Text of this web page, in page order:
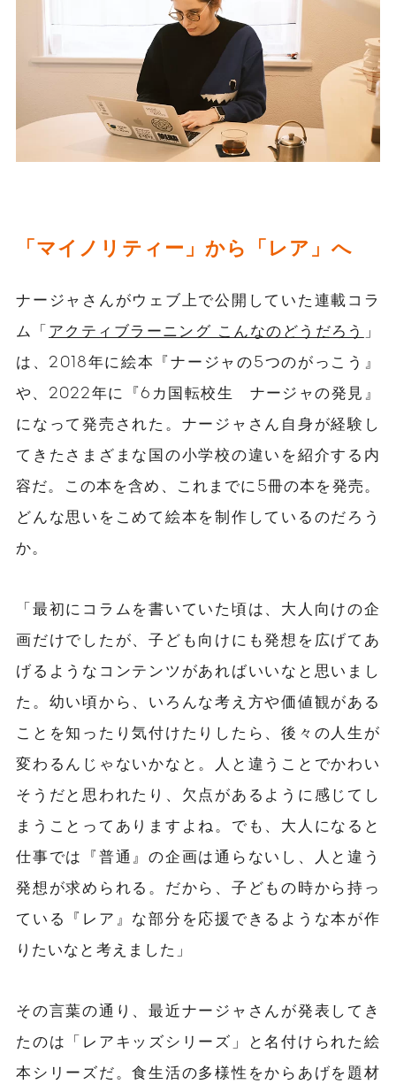
「マイノリティー」から「レア」へ
ナージャさんがウェブ上で公開していた連載コラ
ム「 アクティブラーニング こんなのどうだろう 」
は、2018年に絵本『ナージャの5つのがっこう』
や、2022年に『6カ国転校生 ナージャの発見』
になって発売された。ナージャさん自身が経験し
てきたさまざまな国の小学校の違いを紹介する内
容だ。この本を含め、これまでに5冊の本を発売。
どんな思いをこめて絵本を制作しているのだろう
か。
「最初にコラムを書いていた頃は、大人向けの企
画だけでしたが、子ども向けにも発想を広げてあ
げるようなコンテンツがあればいいなと思いまし
た。幼い頃から、いろんな考え方や価値観がある
ことを知ったり気付けたりしたら、後々の人生が
変わるんじゃないかなと。人と違うことでかわい
そうだと思われたり、欠点があるように感じてし
まうことってありますよね。でも、大人になると
仕事では『普通』の企画は通らないし、人と違う
発想が求められる。だから、子どもの時から持っ
ている『レア』な部分を応援できるような本が作
りたいなと考えました」
その言葉の通り、最近ナージャさんが発表してき
たのは「レアキッズシリーズ」と名付けられた絵
本シリーズだ。食生活の多様性をからあげを題材